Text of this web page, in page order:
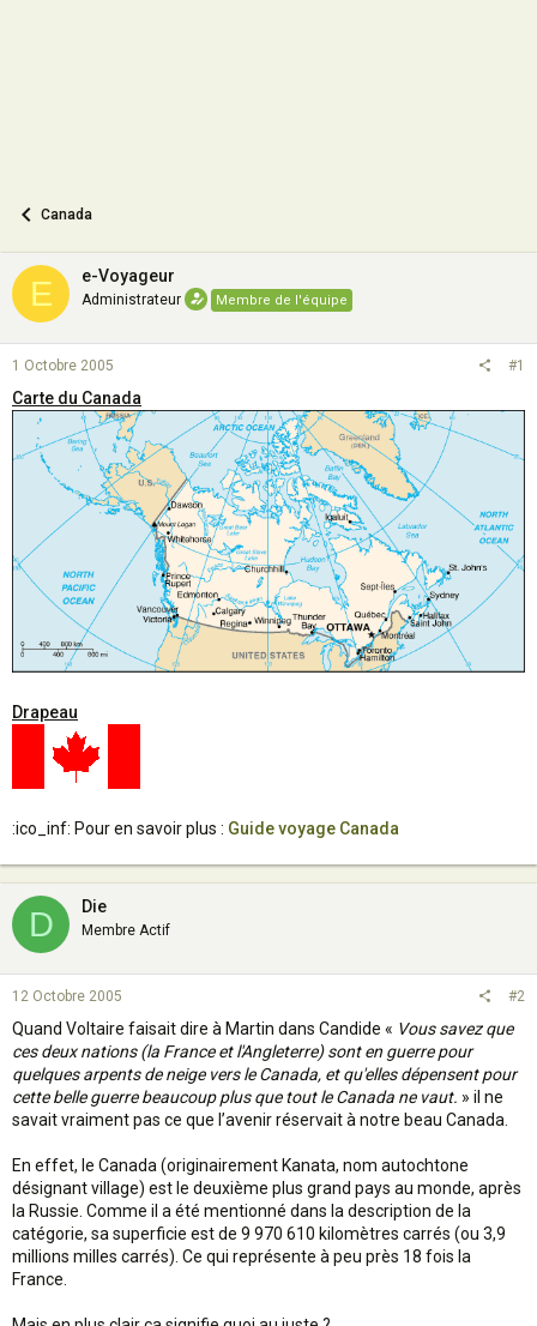
Canada
E e-Voyageur
Administrateur Membre de l'équipe
1 Octobre 2005 #1
Carte du Canada
Drapeau
:ico_inf: Pour en savoir plus : Guide voyage Canada
D Die
Membre Actif
12 Octobre 2005 #2
Quand Voltaire faisait dire à Martin dans Candide « Vous savez que
ces deux nations (la France et l'Angleterre) sont en guerre pour
quelques arpents de neige vers le Canada, et qu'elles dépensent pour
cette belle guerre beaucoup plus que tout le Canada ne vaut. » il ne
savait vraiment pas ce que l’avenir réservait à notre beau Canada.
En effet, le Canada (originairement Kanata, nom autochtone
désignant village) est le deuxième plus grand pays au monde, après
la Russie. Comme il a été mentionné dans la description de la
catégorie, sa superficie est de 9 970 610 kilomètres carrés (ou 3,9
millions milles carrés). Ce qui représente à peu près 18 fois la
France.